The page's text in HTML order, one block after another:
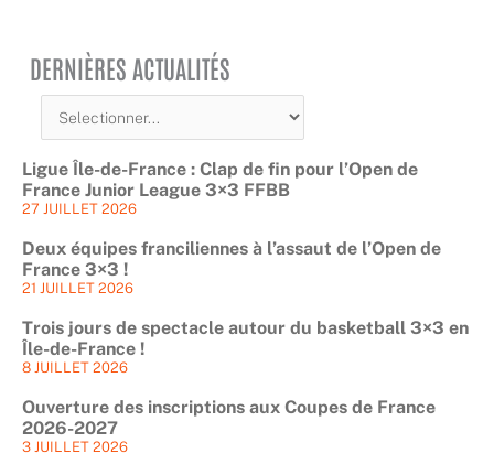
DERNIÈRES ACTUALITÉS
Ligue Île-de-France : Clap de fin pour l’Open de
France Junior League 3×3 FFBB
27 JUILLET 2026
Deux équipes franciliennes à l’assaut de l’Open de
France 3×3 !
21 JUILLET 2026
Trois jours de spectacle autour du basketball 3×3 en
Île-de-France !
8 JUILLET 2026
Ouverture des inscriptions aux Coupes de France
2026-2027
3 JUILLET 2026